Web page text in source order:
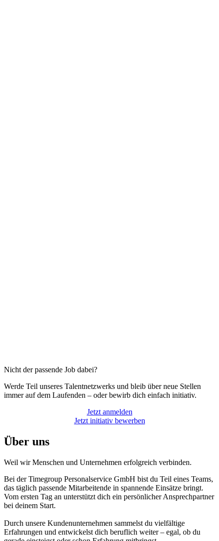
Nicht der passende Job dabei?
Werde Teil unseres Talentnetzwerks und bleib über neue Stellen
immer auf dem Laufenden – oder bewirb dich einfach initiativ.
Jetzt anmelden
Jetzt initiativ bewerben
Über uns
Weil wir Menschen und Unternehmen erfolgreich verbinden.
Bei der Timegroup Personalservice GmbH bist du Teil eines Teams,
das täglich passende Mitarbeitende in spannende Einsätze bringt.
Vom ersten Tag an unterstützt dich ein persönlicher Ansprechpartner
bei deinem Start.
Durch unsere Kundenunternehmen sammelst du vielfältige
Erfahrungen und entwickelst dich beruflich weiter – egal, ob du